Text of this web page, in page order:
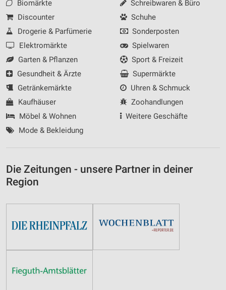
Biomärkte
Discounter
Drogerie & Parfümerie
Elektromärkte
Garten & Pflanzen
Gesundheit & Ärzte
Getränkemärkte
Kaufhäuser
Möbel & Wohnen
Mode & Bekleidung
Schreibwaren & Büro
Schuhe
Sonderposten
Spielwaren
Sport & Freizeit
Supermärkte
Uhren & Schmuck
Zoohandlungen
Weitere Geschäfte
Die Zeitungen - unsere Partner in deiner
Region